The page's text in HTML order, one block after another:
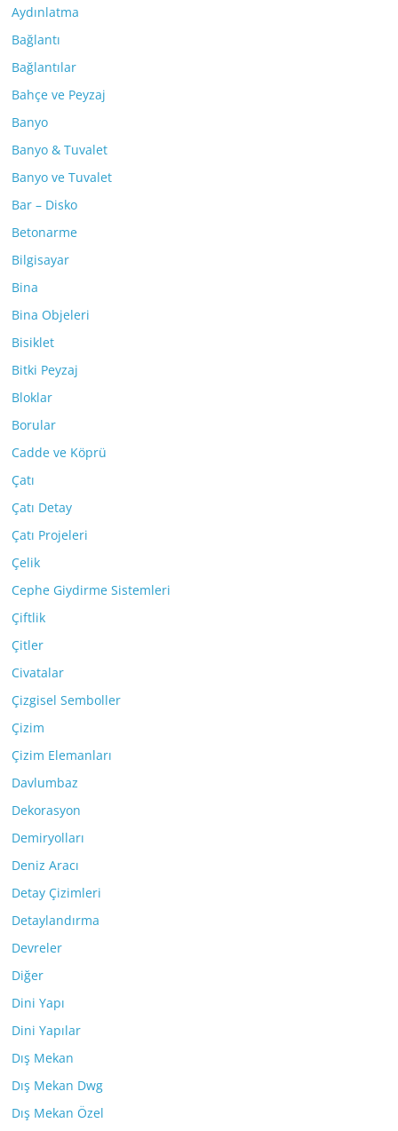
Aydınlatma
Bağlantı
Bağlantılar
Bahçe ve Peyzaj
Banyo
Banyo & Tuvalet
Banyo ve Tuvalet
Bar – Disko
Betonarme
Bilgisayar
Bina
Bina Objeleri
Bisiklet
Bitki Peyzaj
Bloklar
Borular
Cadde ve Köprü
Çatı
Çatı Detay
Çatı Projeleri
Çelik
Cephe Giydirme Sistemleri
Çiftlik
Çitler
Civatalar
Çizgisel Semboller
Çizim
Çizim Elemanları
Davlumbaz
Dekorasyon
Demiryolları
Deniz Aracı
Detay Çizimleri
Detaylandırma
Devreler
Diğer
Dini Yapı
Dini Yapılar
Dış Mekan
Dış Mekan Dwg
Dış Mekan Özel